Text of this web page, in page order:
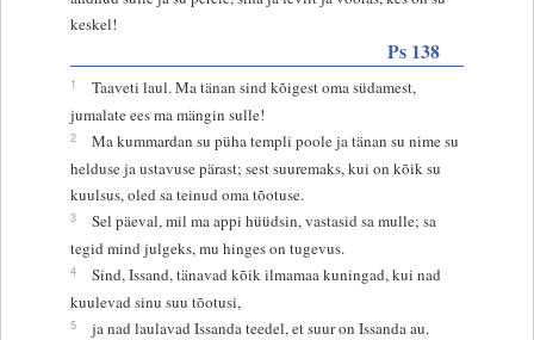
keskel!
Ps 138
1
Taaveti laul. Ma tänan sind kõigest oma südamest,
jumalate ees ma mängin sulle!
2
Ma kummardan su püha templi poole ja tänan su nime su
helduse ja ustavuse pärast; sest suuremaks, kui on kõik su
kuulsus, oled sa teinud oma tõotuse.
3
Sel päeval, mil ma appi hüüdsin, vastasid sa mulle; sa
tegid mind julgeks, mu hinges on tugevus.
4
Sind, Issand, tänavad kõik ilmamaa kuningad, kui nad
kuulevad sinu suu tõotusi,
5 ja nad laulavad Issanda teedel, et suur on Issanda au.